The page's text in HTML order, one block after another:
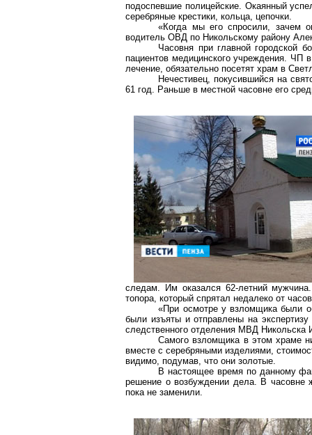
подоспевшие полицейские. Окаянный
серебряные крестики, кольца, цепочки.
«Когда мы его спросили, зачем
водитель ОВД по Никольскому району
Часовня при главной городской
пациентов медицинского учреждения. ЧП
лечение, обязательно посетят храм в
Нечестивец, покусившийся на
61 год. Раньше в местной часовне его
следам. Им оказался 62-летний
топора, который спрятал недалеко от
«При осмотре у взломщика были
были изъяты и отправлены на
следственного отделения МВД Никольска
Самого взломщика в этом храме
вместе с серебряными изделиями,
видимо, подумав, что они золотые.
В настоящее время по данному
решение о возбуждении дела. В часовне
пока не заменили.